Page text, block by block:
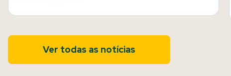
Ver todas as notícias